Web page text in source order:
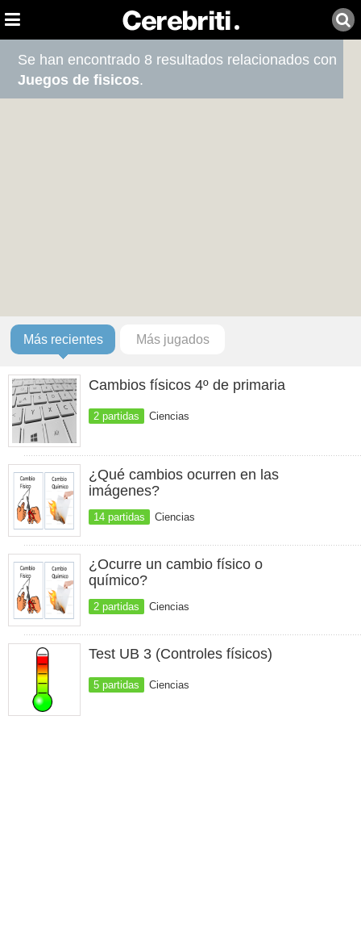
Se han encontrado 8 resultados relacionados con
Juegos de fisicos.
Más recientes Más jugados
Cambios físicos 4º de primaria
2 partidas Ciencias
¿Qué cambios ocurren en las
imágenes?
14 partidas Ciencias
¿Ocurre un cambio físico o
químico?
2 partidas Ciencias
Test UB 3 (Controles físicos)
5 partidas Ciencias